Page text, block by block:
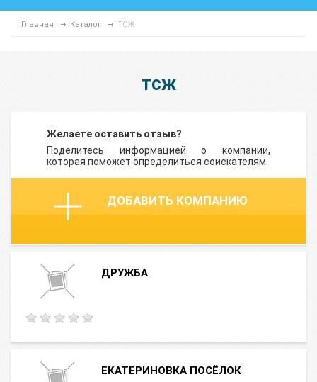
Главная Каталог ТСЖ
ТСЖ
Желаете оставить отзыв?
Поделитесь информацией о компании,
которая поможет определиться соискателям.
ДОБАВИТЬ КОМПАНИЮ
ДРУЖБА
ЕКАТЕРИНОВКА ПОСЁЛОК